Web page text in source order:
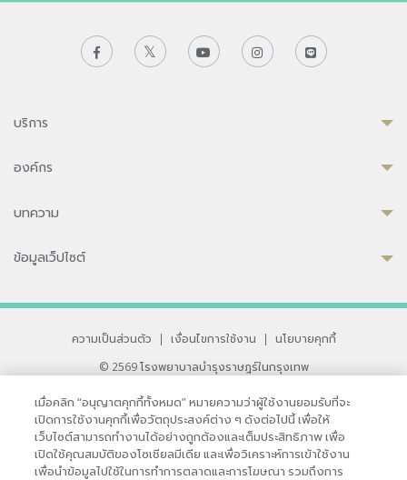
บริการ
องค์กร
บทความ
ข้อมูลเว็ปไซต์
ความเป็นส่วนตัว | เงื่อนไขการใช้งาน |
นโยบายคุกกี้
© 2569 โรงพยาบาลบำรุงราษฎร์ในกรุงเทพ
33 สุขุมวิท ซอย 3 เขตวัฒนา กรุงเทพ 10110 ประเทศไทย
หากท่านมีข้อคิดเห็นหรือปัญหาในการใช้เว็บไซต์ของเรา
เมื่อคลิก “อนุญาตคุกกี้ทั้งหมด” หมายความว่าผู้ใช้งานยอมรับที่จะ
เปิดการใช้งานคุกกี้เพื่อวัตถุประสงค์ต่าง ๆ ดังต่อไปนี้ เพื่อให้
เว็บไซต์สามารถทำงานได้อย่างถูกต้องและเต็มประสิทธิภาพ เพื่อ
เปิดใช้คุณสมบัติของโซเชียลมีเดีย และเพื่อวิเคราะห์การเข้าใช้งาน
เพื่อนำข้อมูลไปใช้ในการทำการตลาดและการโฆษณา รวมถึงการ